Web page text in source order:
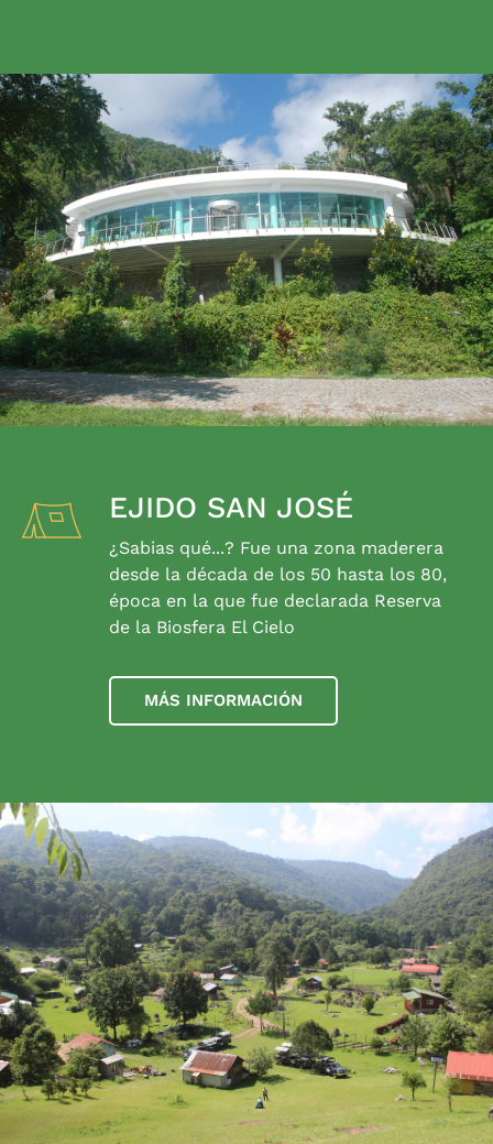
EJIDO SAN JOSÉ
¿Sabias qué...? Fue una zona maderera
desde la década de los 50 hasta los 80,
época en la que fue declarada Reserva
de la Biosfera El Cielo
MÁS INFORMACIÓN